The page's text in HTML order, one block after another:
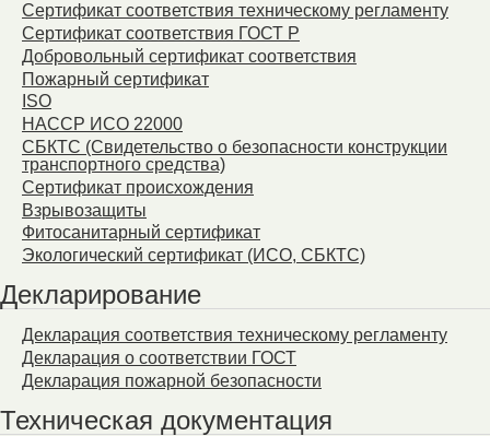
Сертификат соответствия техническому регламенту
Сертификат соответствия ГОСТ Р
Добровольный сертификат соответствия
Пожарный сертификат
ISO
HACCP ИСО 22000
СБКТС (Свидетельство о безопасности конструкции
транспортного средства)
Сертификат происхождения
Взрывозащиты
Фитосанитарный сертификат
Экологический сертификат (ИСО, СБКТС)
Декларирование
Декларация соответствия техническому регламенту
Декларация о соответствии ГОСТ
Декларация пожарной безопасности
Техническая документация